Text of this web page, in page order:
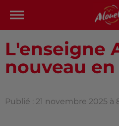
L'enseigne
nouveau
Publié : 21 novembre 2025 à